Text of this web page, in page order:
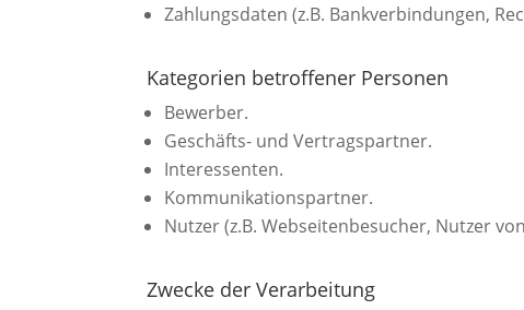
Zahlungsdaten (z.B. Bankverbindungen,
Kategorien betroffener Personen
Bewerber.
Geschäfts- und Vertragspartner.
Interessenten.
Kommunikationspartner.
Nutzer (z.B. Webseitenbesucher, Nutzer
Zwecke der Verarbeitung